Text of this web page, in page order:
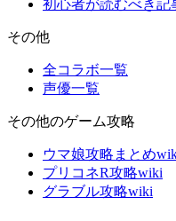
初心者が読むべき記
その他
全コラボ一覧
声優一覧
その他のゲーム攻略
ウマ娘攻略まとめ
プリコネR攻略wiki
グラブル攻略wiki